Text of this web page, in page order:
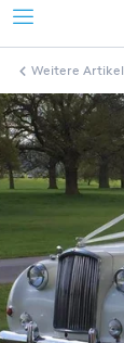
Weitere Artikel